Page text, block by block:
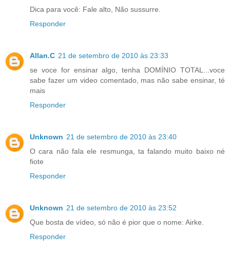
Dica para você: Fale alto, Não sussurre.
Responder
Allan.C 21 de setembro de 2010 às 23:33
se voce for ensinar algo, tenha DOMÍNIO TOTAL...voce
sabe fazer um video comentado, mas não sabe ensinar, té
mais
Responder
Unknown 21 de setembro de 2010 às 23:40
O cara não fala ele resmunga, ta falando muito baixo né
fiote
Responder
Unknown 21 de setembro de 2010 às 23:52
Que bosta de vídeo, só não é pior que o nome: Airke.
Responder